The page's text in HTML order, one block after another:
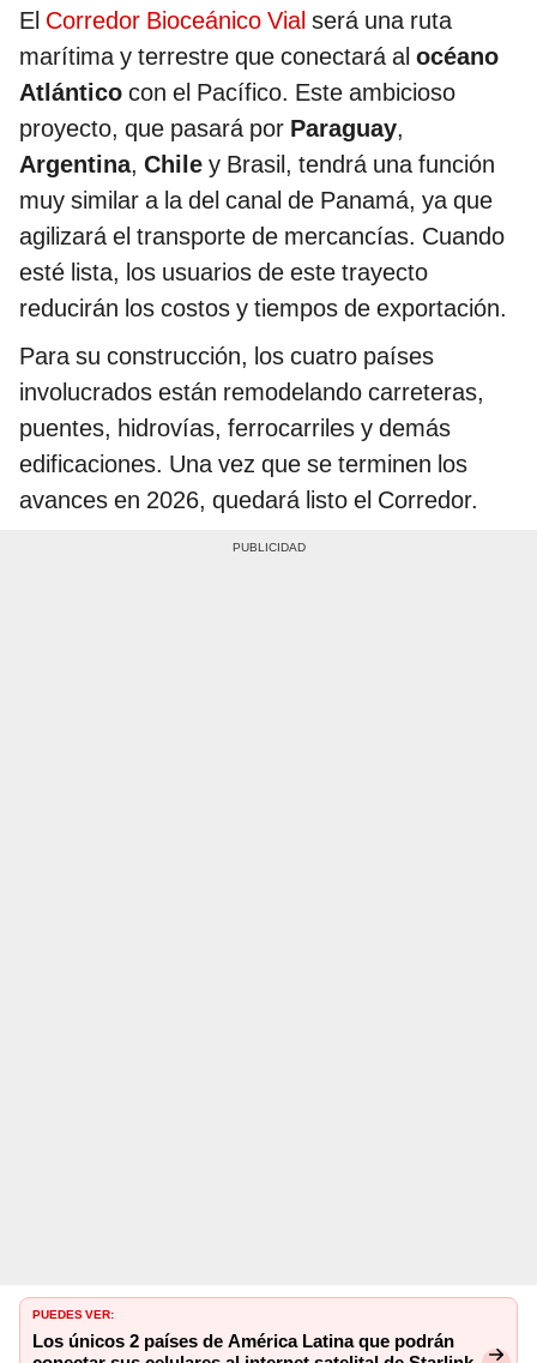
El Corredor Bioceánico Vial será una ruta
marítima y terrestre que conectará al océano
Atlántico con el Pacífico. Este ambicioso
proyecto, que pasará por Paraguay,
Argentina, Chile y Brasil, tendrá una función
muy similar a la del canal de Panamá, ya que
agilizará el transporte de mercancías. Cuando
esté lista, los usuarios de este trayecto
reducirán los costos y tiempos de exportación.
Para su construcción, los cuatro países
involucrados están remodelando carreteras,
puentes, hidrovías, ferrocarriles y demás
edificaciones. Una vez que se terminen los
avances en 2026, quedará listo el Corredor.
PUEDES VER:
Los únicos 2 países de América Latina que podrán